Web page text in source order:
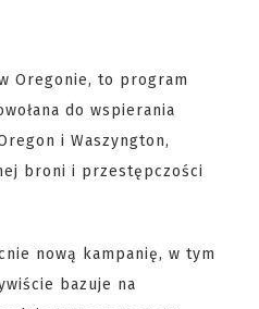
Oregonie, to program
do wspierania
i Waszyngton,
broni i przestępczości
nową kampanię, w tym
bazuje na